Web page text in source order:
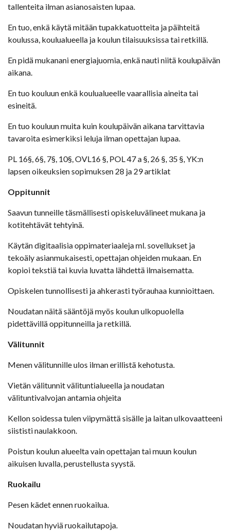
tallenteita ilman asianosaisten lupaa.
En tuo, enkä käytä mitään tupakkatuotteita ja päihteitä
koulussa, koulualueella ja koulun tilaisuuksissa tai retkillä.
En pidä mukanani energiajuomia, enkä nauti niitä koulupäivän
aikana.
En tuo kouluun enkä koulualueelle vaarallisia aineita tai
esineitä.
En tuo kouluun muita kuin koulupäivän aikana tarvittavia
tavaroita esimerkiksi leluja ilman opettajan lupaa.
PL 16§, 6§, 7§, 10§, OVL16 §, POL 47 a §, 26 §, 35 §, YK:n
lapsen oikeuksien sopimuksen 28 ja 29 artiklat
Oppitunnit
Saavun tunneille täsmällisesti opiskeluvälineet mukana ja
kotitehtävät tehtyinä.
Käytän digitaalisia oppimateriaaleja ml. sovellukset ja
tekoäly asianmukaisesti, opettajan ohjeiden mukaan. En
kopioi tekstiä tai kuvia luvatta lähdettä ilmaisematta.
Opiskelen tunnollisesti ja ahkerasti työrauhaa kunnioittaen.
Noudatan näitä sääntöjä myös koulun ulkopuolella
pidettävillä oppitunneilla ja retkillä.
Välitunnit
Menen välitunnille ulos ilman erillistä kehotusta.
Vietän välitunnit välituntialueella ja noudatan
välituntivalvojan antamia ohjeita
Kellon soidessa tulen viipymättä sisälle ja laitan ulkovaatteeni
siististi naulakkoon.
Poistun koulun alueelta vain opettajan tai muun koulun
aikuisen luvalla, perustellusta syystä.
Ruokailu
Pesen kädet ennen ruokailua.
Noudatan hyviä ruokailutapoja.